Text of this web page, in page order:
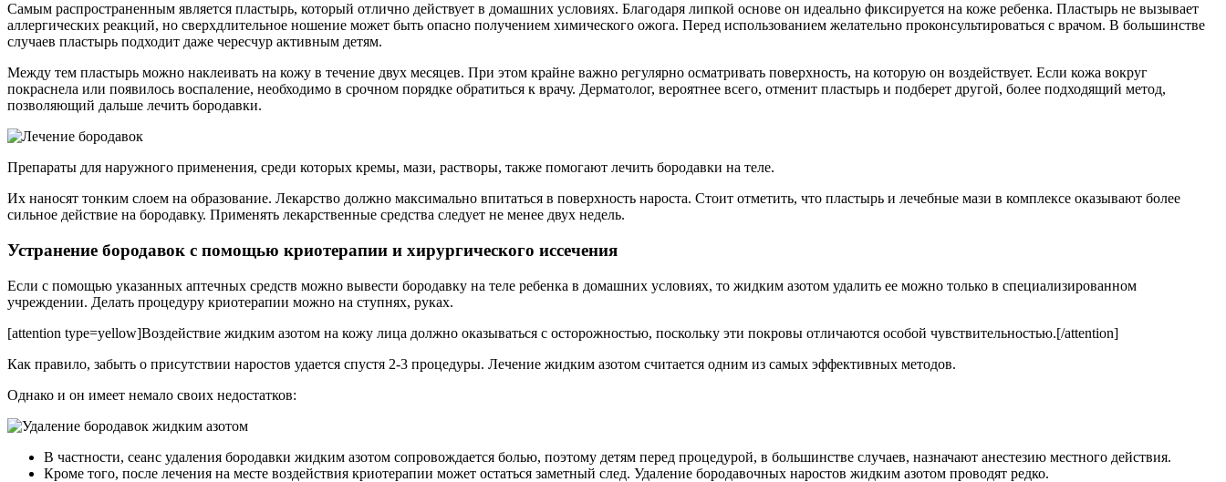
Самым распространенным является пластырь, который отлично действует в домашних условиях. Благодаря липкой основе он идеально фиксируется на коже ребенка. Пластырь не вызывает
аллергических реакций, но сверхдлительное ношение может быть опасно получением химического ожога. Перед использованием желательно проконсультироваться с врачом. В большинстве
случаев пластырь подходит даже чересчур активным детям.
Между тем пластырь можно наклеивать на кожу в течение двух месяцев. При этом крайне важно регулярно осматривать поверхность, на которую он воздействует. Если кожа вокруг
покраснела или появилось воспаление, необходимо в срочном порядке обратиться к врачу. Дерматолог, вероятнее всего, отменит пластырь и подберет другой, более подходящий метод,
позволяющий дальше лечить бородавки.
Препараты для наружного применения, среди которых кремы, мази, растворы, также помогают лечить бородавки на теле.
Их наносят тонким слоем на образование. Лекарство должно максимально впитаться в поверхность нароста. Стоит отметить, что пластырь и лечебные мази в комплексе оказывают более
сильное действие на бородавку. Применять лекарственные средства следует не менее двух недель.
Устранение бородавок с помощью криотерапии и хирургического иссечения
Если с помощью указанных аптечных средств можно вывести бородавку на теле ребенка в домашних условиях, то жидким азотом удалить ее можно только в специализированном
учреждении. Делать процедуру криотерапии можно на ступнях, руках.
[attention type=yellow]Воздействие жидким азотом на кожу лица должно оказываться с осторожностью, поскольку эти покровы отличаются особой чувствительностью.[/attention]
Как правило, забыть о присутствии наростов удается спустя 2-3 процедуры. Лечение жидким азотом считается одним из самых эффективных методов.
Однако и он имеет немало своих недостатков:
В частности, сеанс удаления бородавки жидким азотом сопровождается болью, поэтому детям перед процедурой, в большинстве случаев, назначают анестезию местного действия.
Кроме того, после лечения на месте воздействия криотерапии может остаться заметный след. Удаление бородавочных наростов жидким азотом проводят редко.